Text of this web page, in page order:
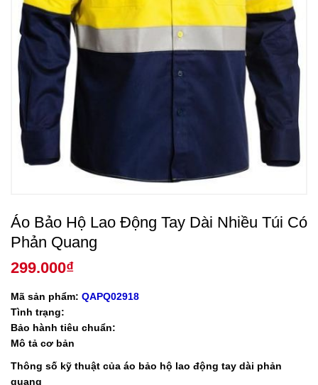
Áo Bảo Hộ Lao Động Tay Dài Nhiều Túi Có
Phản Quang
299.000₫
Mã sản phẩm: QAPQ02918
Tình trạng:
Bảo hành tiêu chuẩn:
Mô tả cơ bản
Thông số kỹ thuật của áo bảo hộ lao động tay dài phản
quang